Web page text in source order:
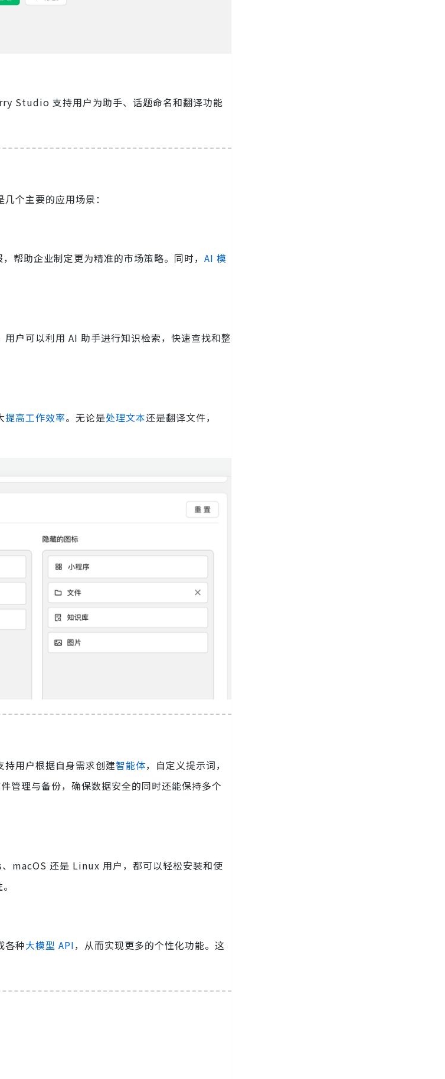
Studio 支持用户为助手、话题命名和翻译功能
个主要的应用场景：
助企业制定更为精准的市场策略。同时， AI 模
户可以利用 AI 助手进行知识检索，快速查找和整
提高工作效率。无论是处理文本还是翻译文件，
用户根据自身需求创建智能体，自定义提示词，
管理与备份，确保数据安全的同时还能保持多个
macOS 还是 Linux 用户，都可以轻松安装和使
各种大模型 API，从而实现更多的个性化功能。这